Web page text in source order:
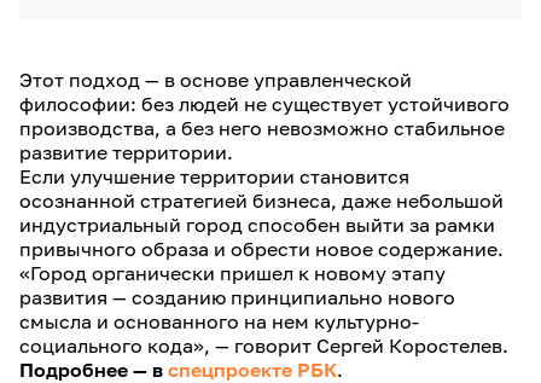
Этот подход — в основе управленческой
философии: без людей не существует устойчивого
производства, а без него невозможно стабильное
развитие территории.
Если улучшение территории становится
осознанной стратегией бизнеса, даже небольшой
индустриальный город способен выйти за рамки
привычного образа и обрести новое содержание.
«Город органически пришел к новому этапу
развития — созданию принципиально нового
смысла и основанного на нем культурно-
социального кода», — говорит Сергей Коростелев.
Подробнее — в спецпроекте РБК.